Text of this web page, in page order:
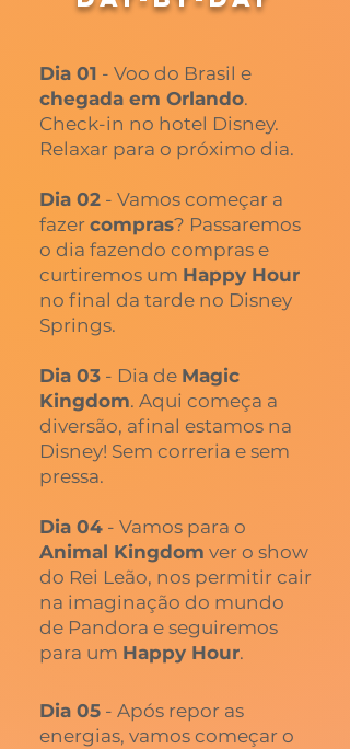
Dia 01 - Voo do Brasil e
chegada em Orlando.
Check-in no hotel Disney.
Relaxar para o próximo dia.
Dia 02 - Vamos começar a
fazer compras? Passaremos
o dia fazendo compras e
curtiremos um Happy Hour
no final da tarde no Disney
Springs.
Dia 03 - Dia de Magic
Kingdom. Aqui começa a
diversão, afinal estamos na
Disney! Sem correria e sem
pressa.
Dia 04 - Vamos para o
Animal Kingdom ver o show
do Rei Leão, nos permitir cair
na imaginação do mundo
de Pandora e seguiremos
para um Happy Hour.
Dia 05 - Após repor as
energias, vamos começar o